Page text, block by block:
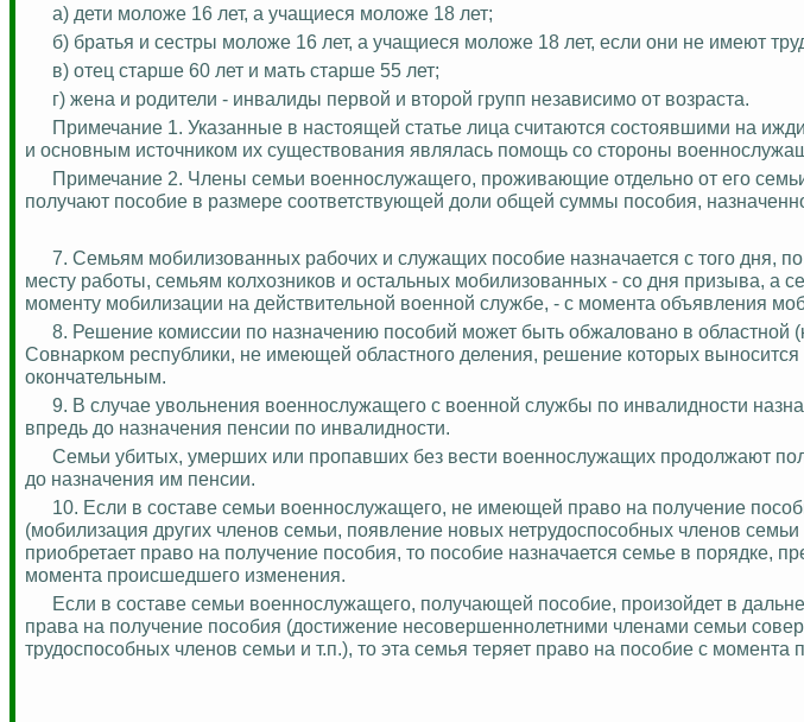
а) дети моложе 16 лет, а учащиеся моложе 18 лет;
б) братья и сестры моложе 16 лет, а учащиеся моложе 18 лет, если они не имеют
в) отец старше 60 лет и мать старше 55 лет;
г) жена и родители - инвалиды первой и второй групп независимо от возраста.
Примечание 1. Указанные в настоящей статье лица считаются состоявшими на
и основным источником их существования являлась помощь со стороны
Примечание 2. Члены семьи военнослужащего, проживающие отдельно от его
получают пособие в размере соответствующей доли общей суммы пособия,
7. Семьям мобилизованных рабочих и служащих пособие назначается с того дня,
месту работы, семьям колхозников и остальных мобилизованных - со дня призыва, а
моменту мобилизации на действительной военной службе, - с момента объявления
8. Решение комиссии по назначению пособий может быть обжаловано в областной
Совнарком республики, не имеющей областного деления, решение которых выносится
окончательным.
9. В случае увольнения военнослужащего с военной службы по инвалидности
впредь до назначения пенсии по инвалидности.
Семьи убитых, умерших или пропавших без вести военнослужащих продолжают
до назначения им пенсии.
10. Если в составе семьи военнослужащего, не имеющей право на получение
(мобилизация других членов семьи, появление новых нетрудоспособных членов семьи
приобретает право на получение пособия, то пособие назначается семье в порядке,
момента происшедшего изменения.
Если в составе семьи военнослужащего, получающей пособие, произойдет в
права на получение пособия (достижение несовершеннолетними членами семьи
трудоспособных членов семьи и т.п.), то эта семья теряет право на пособие с